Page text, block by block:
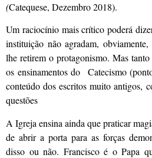
(Catequese, Dezembro 2018).
Um raciocínio mais crítico poderá
instituição não agradam,
lhe retirem o protagonismo. Mas tanto
os ensinamentos do Catecismo
conteúdo dos escritos muito antigos,
questões
A Igreja ensina ainda que praticar
de abrir a porta para as forças
disso ou não. Francisco é o Papa